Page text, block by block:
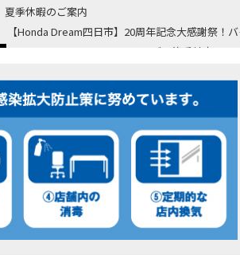
夏季休暇のご案内
【Honda Dream四日市】20周年記念大感謝祭！
CB400 SUPER FORE E-Clutchご予約受付中！
【Hondaバイク】【タイヤ交換】鈍感な私が初め
7/4・5 鈴鹿８時間耐久ロードレースTSRを一緒に
KOOD クロモリアクスルシャフトお客様のバイク
【三重→香川】このバイク、なんだと思いますか
“コカ・コーラ”鈴鹿８時間耐久ロードレース 第
【ホンダ バイク】バイクを長持ちさせる洗車を教
【ホンダ バイク】CRF1100L Africa Twinは女性
【ホンダ バイク】DCTが搭載しているバイクに